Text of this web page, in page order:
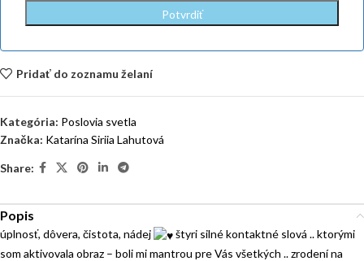
Pridať do zoznamu želaní
Kategória: Poslovia svetla
Značka: Katarína Siriia Lahutová
Share:
Popis
úplnosť, dôvera, čistota, nádej
štyri silné kontaktné slová .. ktorými
som aktivovala obraz – boli mi mantrou pre Vás všetkých .. zrodení na